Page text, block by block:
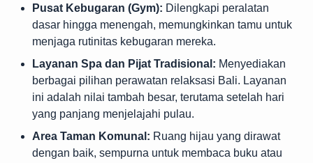
Pusat Kebugaran (Gym): Dilengkapi peralatan
dasar hingga menengah, memungkinkan tamu untuk
menjaga rutinitas kebugaran mereka.
Layanan Spa dan Pijat Tradisional: Menyediakan
berbagai pilihan perawatan relaksasi Bali. Layanan
ini adalah nilai tambah besar, terutama setelah hari
yang panjang menjelajahi pulau.
Area Taman Komunal: Ruang hijau yang dirawat
dengan baik, sempurna untuk membaca buku atau